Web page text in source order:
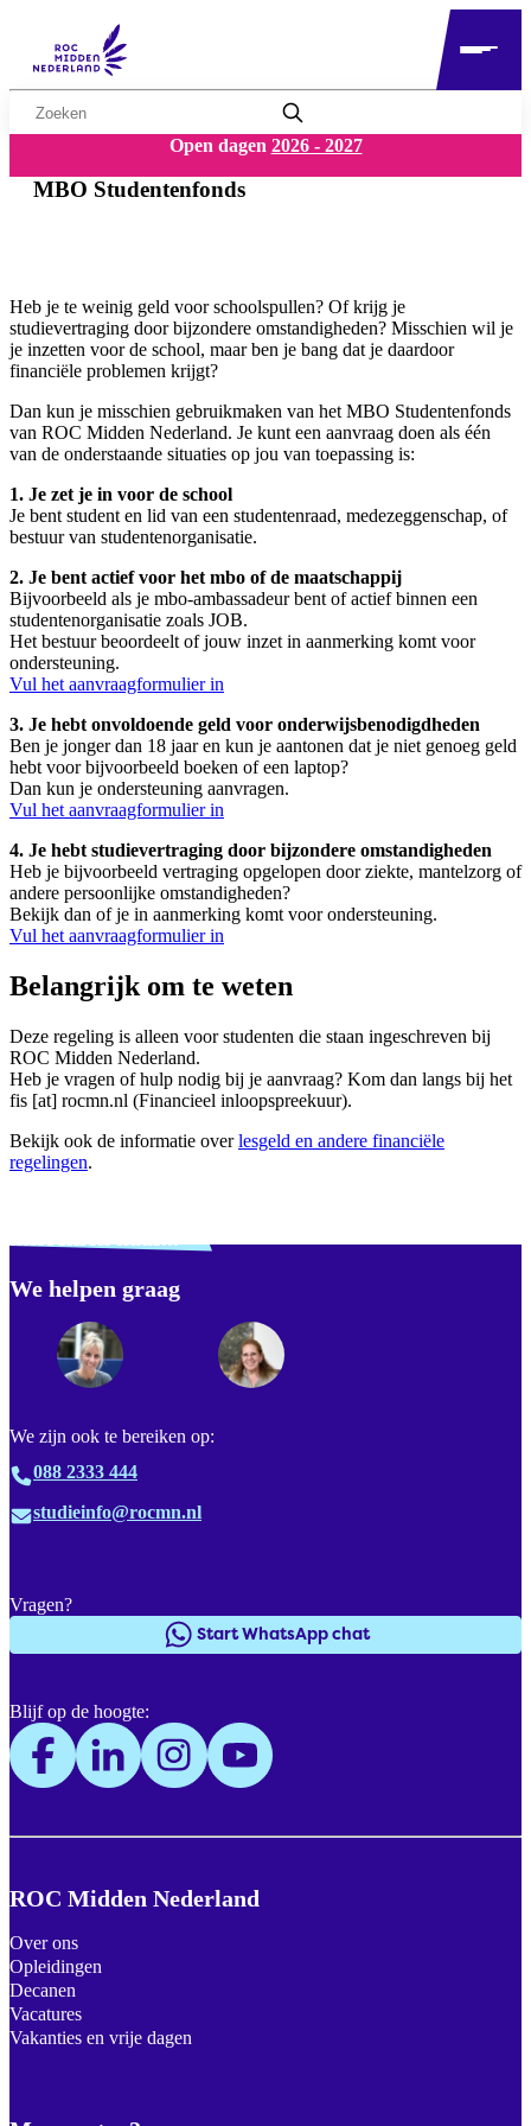
Zoekwoord
Open dagen 2026 - 2027
MBO Studentenfonds
Heb je te weinig geld voor schoolspullen? Of krijg je
studievertraging door bijzondere omstandigheden? Misschien wil je
je inzetten voor de school, maar ben je bang dat je daardoor
financiële problemen krijgt?
Dan kun je misschien gebruikmaken van het MBO Studentenfonds
van ROC Midden Nederland. Je kunt een aanvraag doen als één
van de onderstaande situaties op jou van toepassing is:
1. Je zet je in voor de school
Je bent student en lid van een studentenraad, medezeggenschap, of
bestuur van studentenorganisatie.
2. Je bent actief voor het mbo of de maatschappij
Bijvoorbeeld als je mbo-ambassadeur bent of actief binnen een
studentenorganisatie zoals JOB.
Het bestuur beoordeelt of jouw inzet in aanmerking komt voor
ondersteuning.
Vul het aanvraagformulier in
3. Je hebt onvoldoende geld voor onderwijsbenodigdheden
Ben je jonger dan 18 jaar en kun je aantonen dat je niet genoeg geld
hebt voor bijvoorbeeld boeken of een laptop?
Dan kun je ondersteuning aanvragen.
Vul het aanvraagformulier in
4. Je hebt studievertraging door bijzondere omstandigheden
Heb je bijvoorbeeld vertraging opgelopen door ziekte, mantelzorg of
andere persoonlijke omstandigheden?
Bekijk dan of je in aanmerking komt voor ondersteuning.
Vul het aanvraagformulier in
Belangrijk om te weten
Deze regeling is alleen voor studenten die staan ingeschreven bij
ROC Midden Nederland.
Heb je vragen of hulp nodig bij je aanvraag? Kom dan langs bij het
fis [at] rocmn.nl (Financieel inloopspreekuur).
Bekijk ook de informatie overlesgeld en andere financiële
regelingen.
We helpen graag
We zijn ook te bereiken op:
088 2333 444
studieinfo@rocmn.nl
ROC Midden Nederland
Over ons
Opleidingen
Decanen
Vacatures
Vakanties en vrije dagen
Vragen?
Start WhatsApp chat
Blijf op de hoogte:
Footer